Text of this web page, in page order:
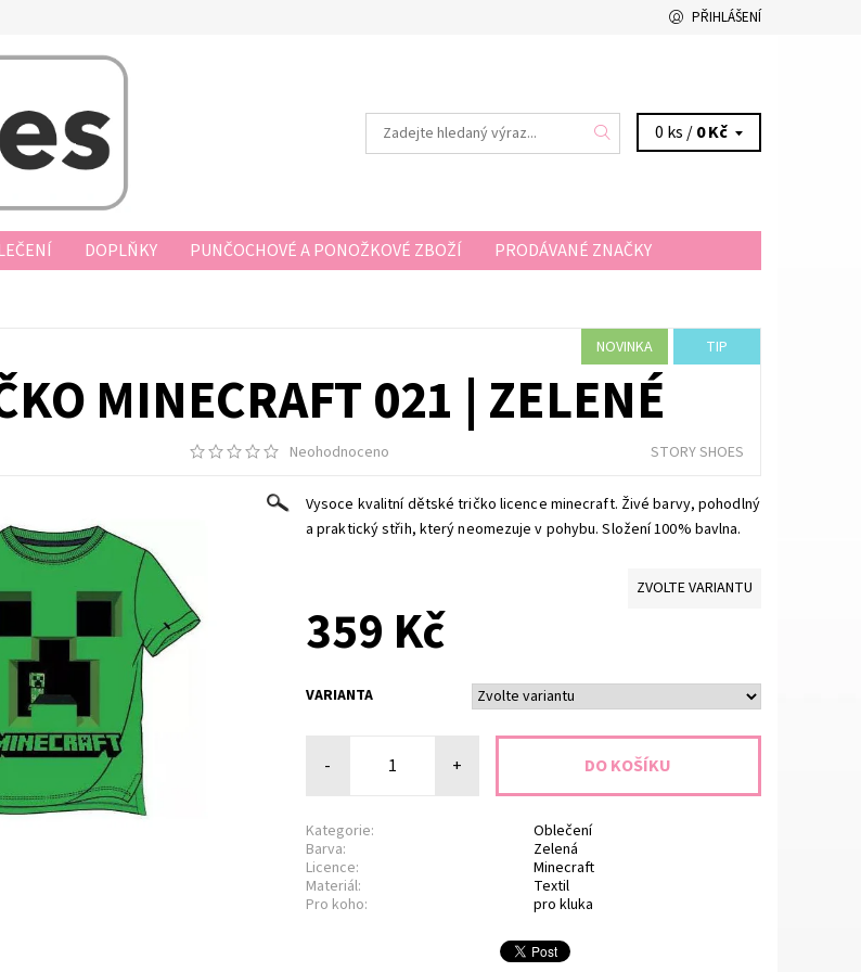
PŘIHLÁŠENÍ
0 ks /0 Kč
DOPLŇKY PUNČOCHOVÉ A PONOŽKOVÉ ZBOŽÍ
PRODÁVANÉ ZNAČKY
NOVINKA TIP
MINECRAFT 021 | ZELENÉ
Neohodnoceno STORY SHOES
Vysoce kvalitní dětské tričko licence minecraft. Živé barvy, pohodlný
a praktický střih, který neomezuje v pohybu. Složení 100% bavlna.
ZVOLTE VARIANTU
359 Kč
VARIANTA
- +
Kategorie:
Oblečení
Barva:
Zelená
Licence:
Minecraft
Materiál:
Textil
Pro koho:
pro kluka